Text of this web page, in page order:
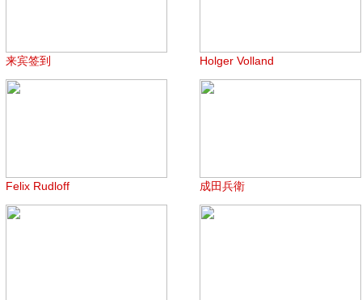
来宾签到 Holger Volland
Felix Rudloff 成田兵衛